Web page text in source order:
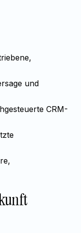
und
CRM-